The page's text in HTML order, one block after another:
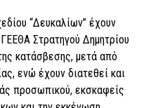
“Δευκαλίων” έχουν
Στρατηγού Δημητρίου
κατάσβεσης, μετά από
ενώ έχουν διατεθεί και
προσωπικού, εκσκαφείς